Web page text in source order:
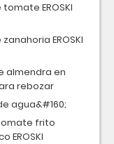
tomate EROSKI
zanahoria EROSKI
almendra en
rebozar
agua&#160;
frito
EROSKI